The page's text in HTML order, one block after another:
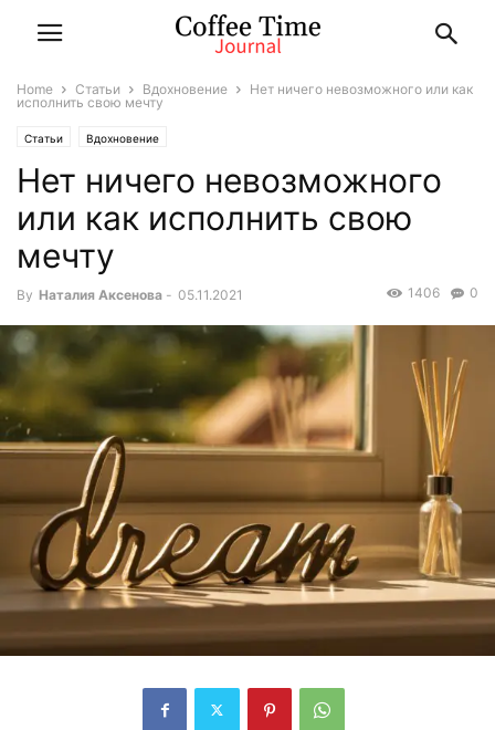
Home Статьи Вдохновение
Нет ничего невозможного или как
исполнить свою мечту
Статьи Вдохновение
Нет ничего невозможного
или как исполнить свою
мечту
By Наталия Аксенова - 05.11.2021 0
1406